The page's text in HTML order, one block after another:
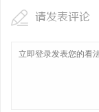
请发表评论